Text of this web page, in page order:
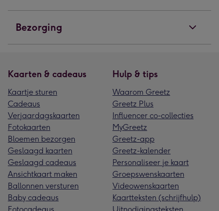
Bezorging
Kaarten & cadeaus
Kaartje sturen
Cadeaus
Verjaardagskaarten
Fotokaarten
Bloemen bezorgen
Geslaagd kaarten
Geslaagd cadeaus
Ansichtkaart maken
Ballonnen versturen
Baby cadeaus
Hulp & tips
Waarom Greetz
Greetz Plus
Influencer co-collecties
MyGreetz
Greetz-app
Greetz-kalender
Personaliseer je kaart
Groepswenskaarten
Videowenskaarten
Kaartteksten (schrijfhulp)